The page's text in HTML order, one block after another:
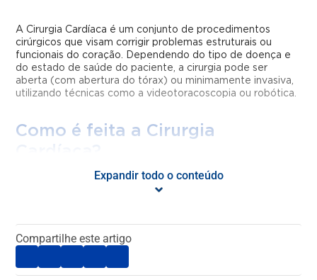
A Cirurgia Cardíaca é um conjunto de procedimentos
cirúrgicos que visam corrigir problemas estruturais ou
funcionais do coração. Dependendo do tipo de doença e
do estado de saúde do paciente, a cirurgia pode ser
aberta (com abertura do tórax) ou minimamente invasiva,
utilizando técnicas como a videotoracoscopia ou robótica.
Como é feita a Cirurgia
O procedimento varia conforme o tipo de cirurgia indicada.
no osso do peito) e uso da circulação extracorpórea, que
mantém o sangue oxigenado enquanto o coração é
pequenas incisões, reduzindo o tempo de recuperação.
Expandir todo o conteúdo
Compartilhe este artigo